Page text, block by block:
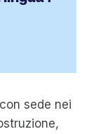
sede nei